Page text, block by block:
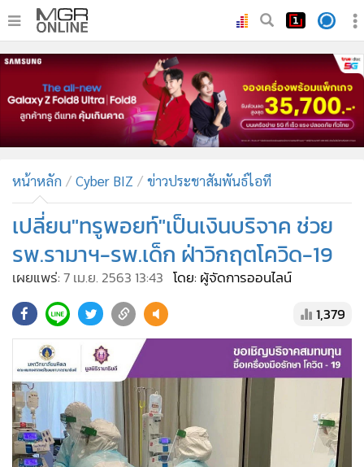
• หน้าหลัก
ทันเหตุการณ์
ภาคใต้
• ภูมิภาค
• บันเทิง
ผู้จัดการรายวัน
• คอลัมนิสต์
• ละคร
• Cyber BIZ
• ผู้จัดกวน
Good health & Well-being
• Green Innovation & SD
• Management & HR
• MGR Live
หน้าหลัก Cyber BIZ ข่าวประชาสัมพันธ์ไอที
เปลี่ยน"ทรูพอยท์"เป็นเงินบริจาค ช่วย
รพ.รามาฯ-รพ.เด็ก ฝ่าวิกฤตโควิด-19
เผยแพร่:7 เม.ย. 2563 13:43 โดย: ผู้จัดการออนไลน์
1,379